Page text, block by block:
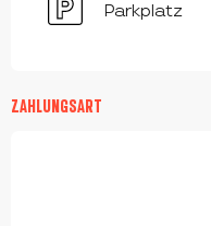
Parkplatz
ZAHLUNGSART